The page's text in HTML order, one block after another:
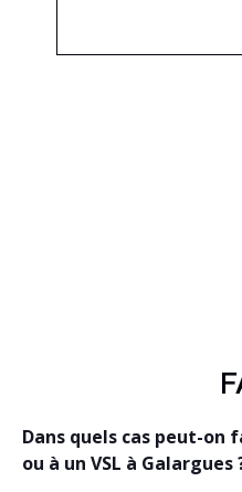
Dans quels cas peut-on
ou à un VSL à Galargues